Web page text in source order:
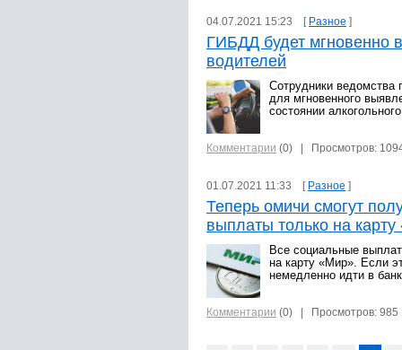
04.07.2021 15:23 [ Разное ]
ГИБДД будет мгновенно
водителей
Сотрудники ведомства
для мгновенного
состоянии
Комментарии (0) | Просмотров:
01.07.2021 11:33 [ Разное ]
Теперь омичи смогут
выплаты только на
Все социальные
на карту «Мир». Если
немедленно идти в
Комментарии (0) | Просмотров: 985